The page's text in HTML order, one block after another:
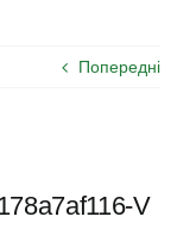
Попередні
V